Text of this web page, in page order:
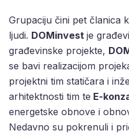
Grupaciju čini pet članica
ljudi. DOMinvest je
građevinske projekte,
se bavi realizacijom
projektni tim statičara i
arhitektnosti tim te E-
energetske obnove i
Nedavno su pokrenuli i